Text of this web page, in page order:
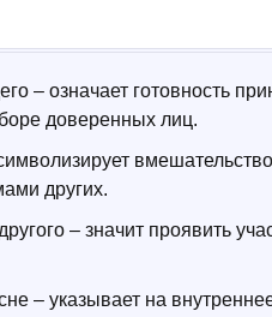
– означает готовность
доверенных лиц.
других.
– значит проявить
– указывает на